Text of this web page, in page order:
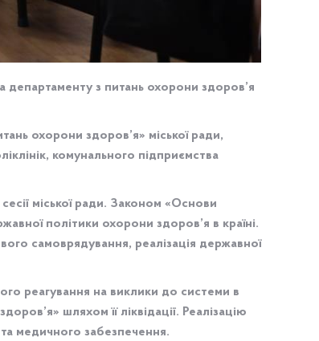
департаменту з питань охорони здоров’я
охорони здоров’я» міської ради,
комунального підприємства
міської ради. Законом «Основи
політики охорони здоров’я в країні.
самоврядування, реалізація державної
реагування на виклики до системи в
шляхом її ліквідації. Реалізацію
медичного забезпечення.